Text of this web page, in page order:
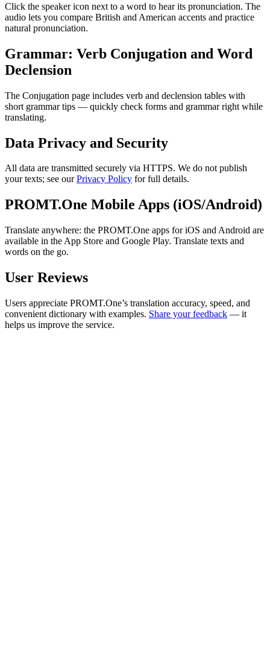
Click the speaker icon next to a word to hear its pronunciation. The
audio lets you compare British and American accents and practice
natural pronunciation.
Grammar: Verb Conjugation and Word
Declension
The Conjugation page includes verb and declension tables with
short grammar tips — quickly check forms and grammar right while
translating.
Data Privacy and Security
All data are transmitted securely via HTTPS. We do not publish
your texts; see ourPrivacy Policy for full details.
PROMT.One Mobile Apps (iOS/Android)
Translate anywhere: the PROMT.One apps for iOS and Android are
available in the App Store and Google Play. Translate texts and
words on the go.
User Reviews
Users appreciate PROMT.One’s translation accuracy, speed, and
convenient dictionary with examples. Share your feedback — it
helps us improve the service.